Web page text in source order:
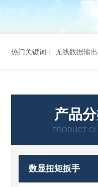
热门关键词： 无线数据输
产品
PRODUCT
数显扭矩扳手